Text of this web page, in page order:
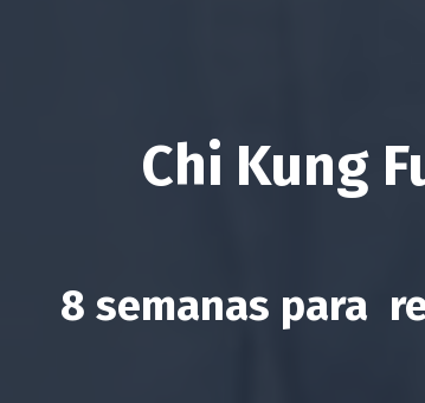
Chi Kung
8 semanas para